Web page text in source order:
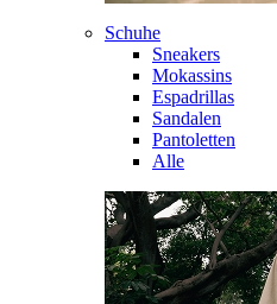
Schuhe
Sneakers
Mokassins
Espadrillas
Sandalen
Pantoletten
Alle